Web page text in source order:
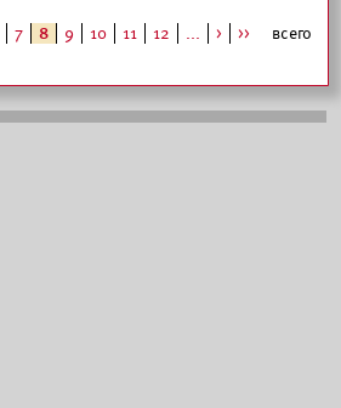
7 8 9 10 11 12 ... > >>
всего